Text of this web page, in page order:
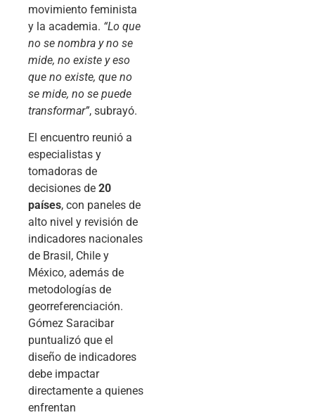
movimiento feminista
y la academia. “Lo que
no se nombra y no se
mide, no existe y eso
que no existe, que no
se mide, no se puede
transformar”, subrayó.
El encuentro reunió a
especialistas y
tomadoras de
decisiones de 20
países, con paneles de
alto nivel y revisión de
indicadores nacionales
de Brasil, Chile y
México, además de
metodologías de
georreferenciación.
Gómez Saracibar
puntualizó que el
diseño de indicadores
debe impactar
directamente a quienes
enfrentan